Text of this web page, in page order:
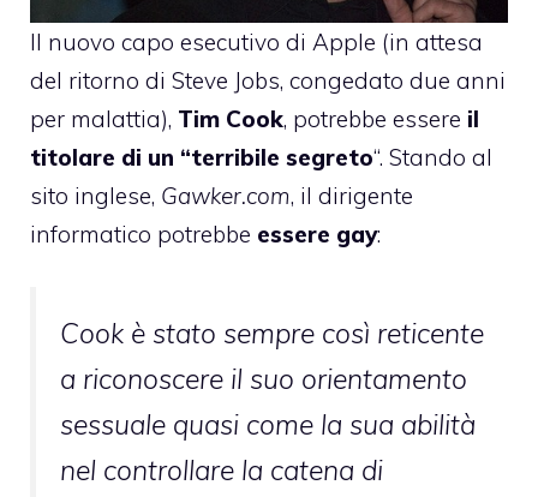
Il nuovo capo esecutivo di Apple (in attesa
del ritorno di Steve Jobs, congedato due anni
per malattia), Tim Cook, potrebbe essere il
titolare di un “terribile segreto“. Stando al
sito inglese, Gawker.com, il dirigente
informatico potrebbe essere gay:
Cook è stato sempre così reticente
a riconoscere il suo orientamento
sessuale quasi come la sua abilità
nel controllare la catena di